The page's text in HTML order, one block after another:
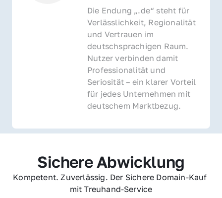
Die Endung „.de“ steht für
Verlässlichkeit, Regionalität
und Vertrauen im
deutschsprachigen Raum.
Nutzer verbinden damit
Professionalität und
Seriosität – ein klarer Vorteil
für jedes Unternehmen mit
deutschem Marktbezug.
Sichere Abwicklung
Kompetent. Zuverlässig. Der Sichere Domain-Kauf
mit Treuhand-Service